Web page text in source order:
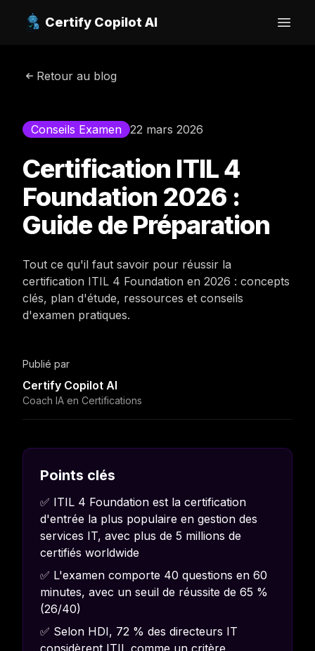
Certify Copilot AI
Open
Retour au blog
Conseils Examen 22 mars 2026
Certification ITIL 4
Foundation 2026 :
Guide de Préparation
Tout ce qu'il faut savoir pour réussir la
certification ITIL 4 Foundation en 2026 : concepts
clés, plan d'étude, ressources et conseils
d'examen pratiques.
Publié par
Certify Copilot AI
Coach IA en Certifications
Points clés
✅ ITIL 4 Foundation est la certification
d'entrée la plus populaire en gestion des
services IT, avec plus de 5 millions de
certifiés worldwide
✅ L'examen comporte 40 questions en 60
minutes, avec un seuil de réussite de 65 %
(26/40)
✅ Selon HDI, 72 % des directeurs IT
considèrent ITIL comme un critère